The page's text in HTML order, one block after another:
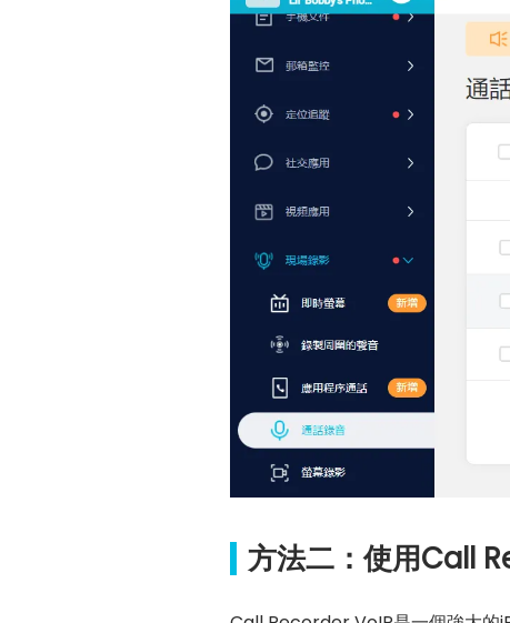
方法二：使用Call